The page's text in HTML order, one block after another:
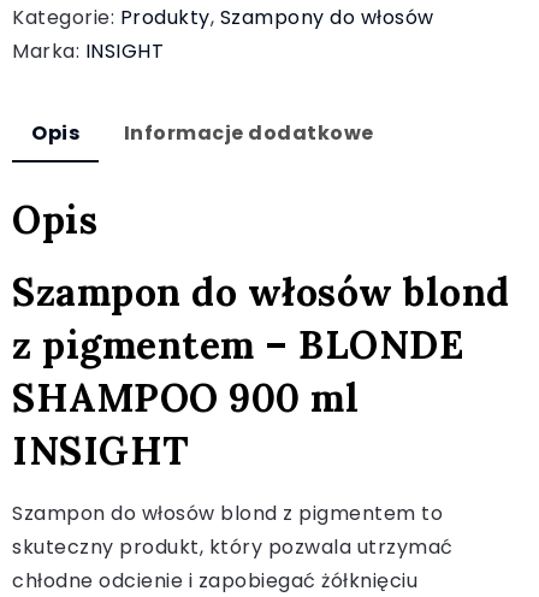
Kategorie: Produkty, Szampony do włosów
Marka: INSIGHT
Opis Informacje dodatkowe
Opis
Szampon do włosów blond
z pigmentem – BLONDE
SHAMPOO 900 ml
INSIGHT
Szampon do włosów blond z pigmentem to
skuteczny produkt, który pozwala utrzymać
chłodne odcienie i zapobiegać żółknięciu